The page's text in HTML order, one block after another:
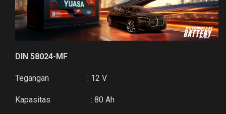
DIN 58024-MF
Tegangan : 12 V
Kapasitas : 80 Ah